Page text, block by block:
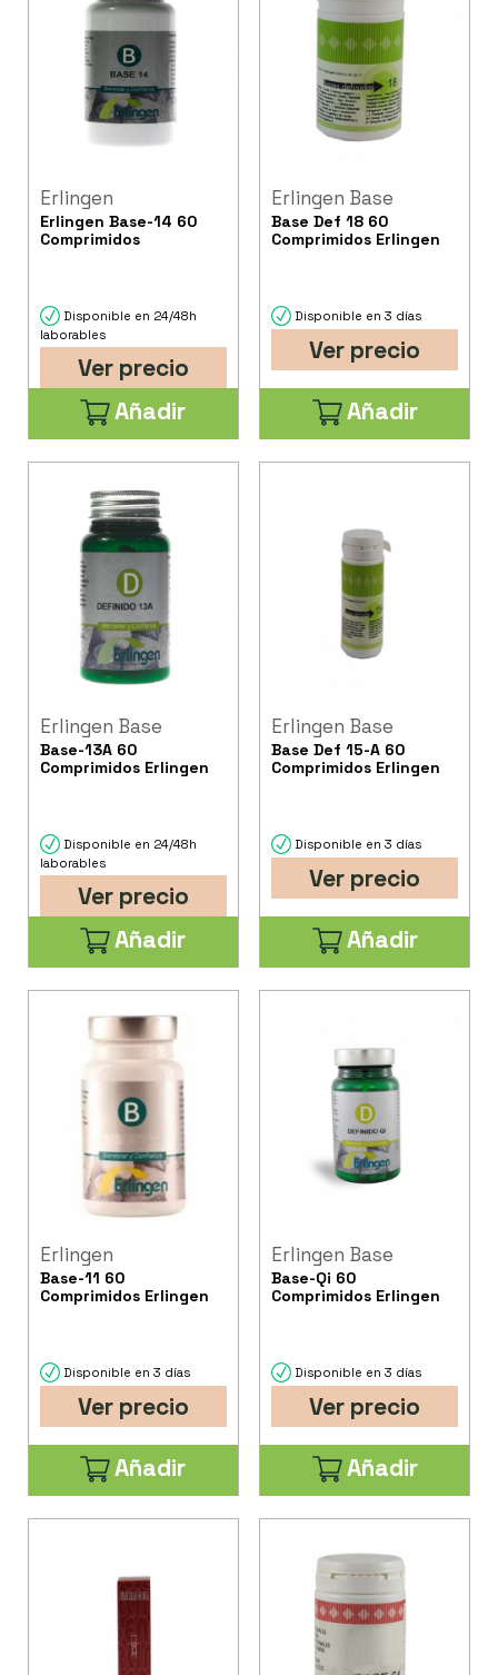
Erlingen
Erlingen Base-14 60
Comprimidos
Disponible en 24/48h
laborables
Ver precio
Añadir
Erlingen Base
Base Def 18 60
Comprimidos Erlingen
Disponible en 3 días
Ver precio
Añadir
Erlingen Base
Base-13A 60
Comprimidos Erlingen
Disponible en 24/48h
laborables
Ver precio
Añadir
Erlingen Base
Base Def 15-A 60
Comprimidos Erlingen
Disponible en 3 días
Ver precio
Añadir
Erlingen
Base-11 60
Comprimidos Erlingen
Disponible en 3 días
Ver precio
Añadir
Erlingen Base
Base-Qi 60
Comprimidos Erlingen
Disponible en 3 días
Ver precio
Añadir